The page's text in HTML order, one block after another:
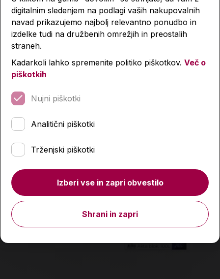
Lastnosti izdelka
Ob nakupu vam priporočamo
digitalnim sledenjem na podlagi vaših nakupovalnih
navad prikazujemo najbolj relevantno ponudbo in
izdelke tudi na družbenih omrežjih in preostalih
straneh.
Kadarkoli lahko spremenite politiko piškotkov. Več o
piškotkih
Nujni piškotki
Analitični piškotki
Trženjski piškotki
Izberi vse in zapri obvestilo
Shrani in zapri